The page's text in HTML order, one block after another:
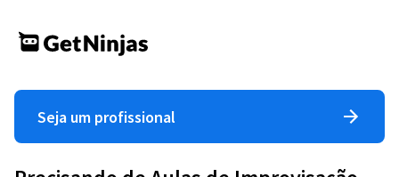
Seja um profissional